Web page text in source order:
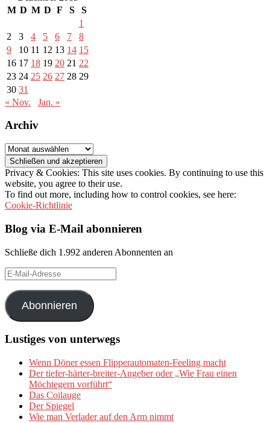
M D M D F S
S
1
2
3 4 5 6 7
8
9
10 11 12 13 14 15
16 17 18 19 20 21 22
23 24 25 26 27 28 29
30 31
« Nov.
Jan. »
Archiv
Archiv
Privacy & Cookies: This site uses cookies. By continuing to use this
website, you agree to their use.
To find out more, including how to control cookies, see here:
Cookie-Richtlinie
Blog via E-Mail abonnieren
Schließe dich 1.992 anderen Abonnenten an
E-
Mail-
Adresse
Abonnieren
Lustiges von unterwegs
Wenn Döner essen Flipperautomaten-Feeling macht
Der tiefer-härter-breiter-Angeber oder „Wie Frau einen
Möchtegern vorführt“
Das Coilauge
Der Spiegel
Wie man Verlader auf den Arm nimmt